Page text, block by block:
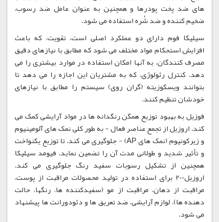
های ضد پخت پودرها و همچنین به عنوان عامل ضد رسوب،
ضخیم کننده و ضد شُره استفاده می شود.
سیلیکا فوم دارای دو عملکرد اصلی است. تقویت، که باعث
افزایش استحکام مواد مختلف می شود که مطابق با نیازهای دقیق
مصرف کنندگان، به آنها امکان استفاده در موارد بیشتری را می
دهد. کنترل رئولوژی، که به مشتریان این اجازه را می دهد تا
بتوانند ویسکوزیته (گران روی) سیستم را مطابق با نیازهای
خودشان تنظیم کنند.
فوزیل به بهبود توزیع همگن رنگدانه ها در مواد آرایشی کمک می
کند. اروزیل از تجمع عناصر فعال - به طور کلی نمک های آلومینیوم
و زیرکونیوم (نمک های AP) - جلوگیری می کند، تا توزیع یکنواخت
و تأثیر شدید و طولانی مدت آن را تضمین نماید. فیومد سیلیکا
همچنین از تشکیل رسوبات سفید رنگ جلوگیری می کند.
اروزیل200 برای استفاده در تولید محصولات مراقبت از پوست،
مراقبت از دهان، مراقبت از مو (سفیدکننده ها، رنگها، حالت
دهنده ها)، لوازم آرایشی، ضد تعریق ها و دئودورانت ها پیشنهاد
می شود.